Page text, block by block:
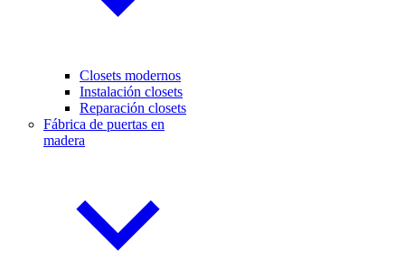
Closets modernos
Instalación closets
Reparación closets
Fábrica de puertas en
madera